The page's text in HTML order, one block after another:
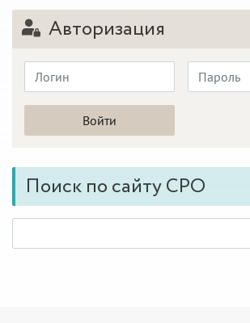
Авторизация
Поиск по сайту СРО